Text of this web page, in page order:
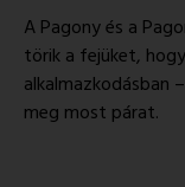
A Pagony és a
törik a fejüket,
alkalmazkodásban
meg most párat.